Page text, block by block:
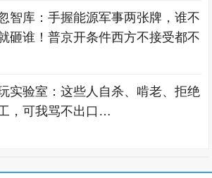
智库：手握能源军事两张牌，谁不
砸谁！普京开条件西方不接受都不
实验室：这些人自杀、啃老、拒绝
，可我骂不出口…